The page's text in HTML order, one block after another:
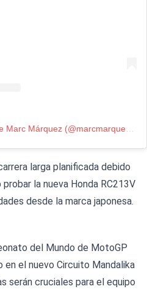
Una publicación compartida de Marc Márquez (@marcmarquez93)
larga planificada debido
la nueva Honda RC213V
desde la marca japonesa.
del Mundo de MotoGP
el nuevo Circuito Mandalika
serán cruciales para el equipo